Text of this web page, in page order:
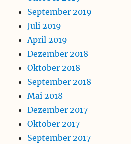
September 2019
Juli 2019
April 2019
Dezember 2018
Oktober 2018
September 2018
Mai 2018
Dezember 2017
Oktober 2017
September 2017